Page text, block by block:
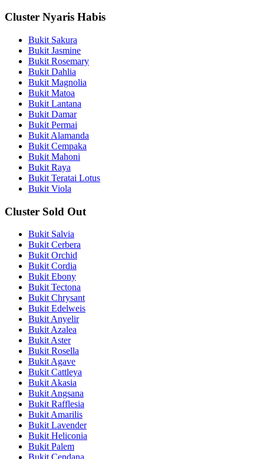
Cluster Nyaris Habis
Bukit Sakura
Bukit Jasmine
Bukit Rosemary
Bukit Dahlia
Bukit Magnolia
Bukit Matoa
Bukit Lantana
Bukit Damar
Bukit Permai
Bukit Alamanda
Bukit Cempaka
Bukit Mahoni
Bukit Raya
Bukit Teratai Lotus
Bukit Viola
Cluster Sold Out
Bukit Salvia
Bukit Cerbera
Bukit Orchid
Bukit Cordia
Bukit Ebony
Bukit Tectona
Bukit Chrysant
Bukit Edelweis
Bukit Anyelir
Bukit Azalea
Bukit Aster
Bukit Rosella
Bukit Agave
Bukit Cattleya
Bukit Akasia
Bukit Angsana
Bukit Rafflesia
Bukit Amarilis
Bukit Lavender
Bukit Heliconia
Bukit Palem